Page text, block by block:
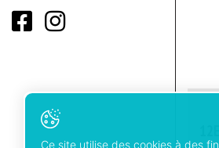
Ce site utilise des cookies à des